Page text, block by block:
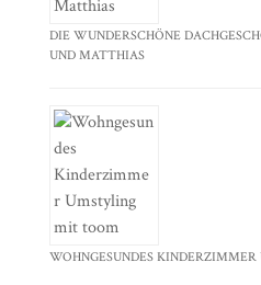
DIE WUNDERSCHÖNE
UND MATTHIAS
WOHNGESUNDES